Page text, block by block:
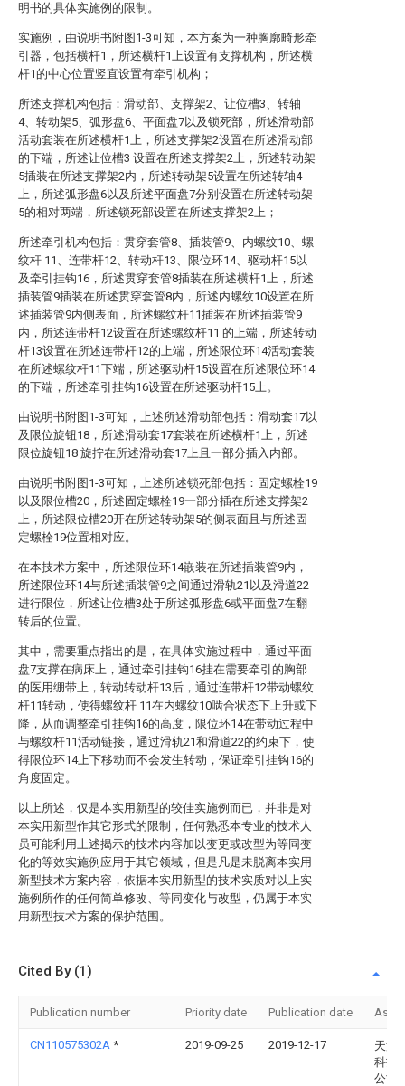
明书的具体实施例的限制。
实施例，由说明书附图1-3可知，本方案为一种胸廓畸形牵
引器，包括横杆1，所述横杆1上设置有支撑机构，所述横
杆1的中心位置竖直设置有牵引机构；
所述支撑机构包括：滑动部、支撑架2、让位槽3、转轴
4、转动架5、弧形盘6、平面盘7以及锁死部，所述滑动部
活动套装在所述横杆1上，所述支撑架2设置在所述滑动部
的下端，所述让位槽3 设置在所述支撑架2上，所述转动架
5插装在所述支撑架2内，所述转动架5设置在所述转轴4
上，所述弧形盘6以及所述平面盘7分别设置在所述转动架
5的相对两端，所述锁死部设置在所述支撑架2上；
所述牵引机构包括：贯穿套管8、插装管9、内螺纹10、螺
纹杆 11、连带杆12、转动杆13、限位环14、驱动杆15以
及牵引挂钩16，所述贯穿套管8插装在所述横杆1上，所述
插装管9插装在所述贯穿套管8内，所述内螺纹10设置在所
述插装管9内侧表面，所述螺纹杆11插装在所述插装管9
内，所述连带杆12设置在所述螺纹杆11 的上端，所述转动
杆13设置在所述连带杆12的上端，所述限位环14活动套装
在所述螺纹杆11下端，所述驱动杆15设置在所述限位环14
的下端，所述牵引挂钩16设置在所述驱动杆15上。
由说明书附图1-3可知，上述所述滑动部包括：滑动套17以
及限位旋钮18，所述滑动套17套装在所述横杆1上，所述
限位旋钮18 旋拧在所述滑动套17上且一部分插入内部。
由说明书附图1-3可知，上述所述锁死部包括：固定螺栓19
以及限位槽20，所述固定螺栓19一部分插在所述支撑架2
上，所述限位槽20开在所述转动架5的侧表面且与所述固
定螺栓19位置相对应。
在本技术方案中，所述限位环14嵌装在所述插装管9内，
所述限位环14与所述插装管9之间通过滑轨21以及滑道22
进行限位，所述让位槽3处于所述弧形盘6或平面盘7在翻
转后的位置。
其中，需要重点指出的是，在具体实施过程中，通过平面
盘7支撑在病床上，通过牵引挂钩16挂在需要牵引的胸部
的医用绷带上，转动转动杆13后，通过连带杆12带动螺纹
杆11转动，使得螺纹杆 11在内螺纹10啮合状态下上升或下
降，从而调整牵引挂钩16的高度，限位环14在带动过程中
与螺纹杆11活动链接，通过滑轨21和滑道22的约束下，使
得限位环14上下移动而不会发生转动，保证牵引挂钩16的
角度固定。
以上所述，仅是本实用新型的较佳实施例而已，并非是对
本实用新型作其它形式的限制，任何熟悉本专业的技术人
员可能利用上述揭示的技术内容加以变更或改型为等同变
化的等效实施例应用于其它领域，但是凡是未脱离本实用
新型技术方案内容，依据本实用新型的技术实质对以上实
施例所作的任何简单修改、等同变化与改型，仍属于本实
用新型技术方案的保护范围。
Cited By (1)
Publication number Priority date Publication date
CN110575302A * 2019-09-25 2019-12-17
天津
科技
公司